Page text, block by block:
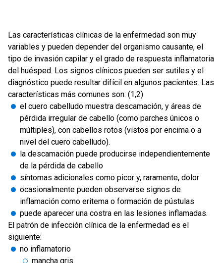
Las características clínicas de la enfermedad son muy
variables y pueden depender del organismo causante, el
tipo de invasión capilar y el grado de respuesta inflamatoria
del huésped. Los signos clínicos pueden ser sutiles y el
diagnóstico puede resultar difícil en algunos pacientes. Las
características más comunes son: (1,2)
el cuero cabelludo muestra descamación, y áreas de
pérdida irregular de cabello (como parches únicos o
múltiples), con cabellos rotos (vistos por encima o a
nivel del cuero cabelludo).
la descamación puede producirse independientemente
de la pérdida de cabello
síntomas adicionales como picor y, raramente, dolor
ocasionalmente pueden observarse signos de
inflamación como eritema o formación de pústulas
puede aparecer una costra en las lesiones inflamadas.
El patrón de infección clínica de la enfermedad es el
siguiente:
no inflamatorio
mancha gris